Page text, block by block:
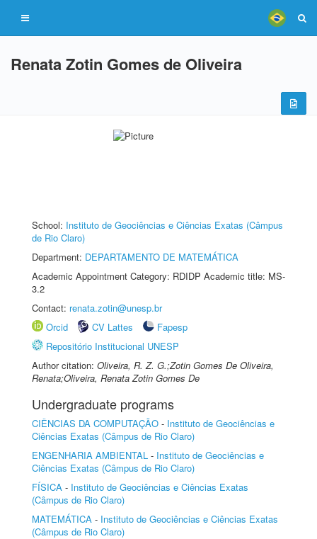
Renata Zotin Gomes de Oliveira
School: Instituto de Geociências e Ciências Exatas (Câmpus
de Rio Claro)
Department: DEPARTAMENTO DE MATEMÁTICA
Academic Appointment Category: RDIDP Academic title: MS-
3.2
Contact: renata.zotin@unesp.br
Orcid
CV Lattes
Fapesp
Repositório Institucional UNESP
Author citation: Oliveira, R. Z. G.;Zotin Gomes De Oliveira,
Renata;Oliveira, Renata Zotin Gomes De
Undergraduate programs
CIÊNCIAS DA COMPUTAÇÃO - Instituto de Geociências e
Ciências Exatas (Câmpus de Rio Claro)
ENGENHARIA AMBIENTAL - Instituto de Geociências e
Ciências Exatas (Câmpus de Rio Claro)
FÍSICA - Instituto de Geociências e Ciências Exatas
(Câmpus de Rio Claro)
MATEMÁTICA - Instituto de Geociências e Ciências Exatas
(Câmpus de Rio Claro)